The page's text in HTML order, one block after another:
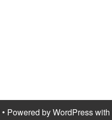
• Powered byWordPresswith